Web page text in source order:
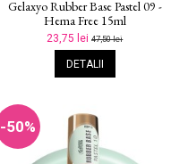
Gelaxyo Rubber Base Pastel 09 -
Hema Free 15ml
23,75 lei47,50 lei
DETALII
-50%